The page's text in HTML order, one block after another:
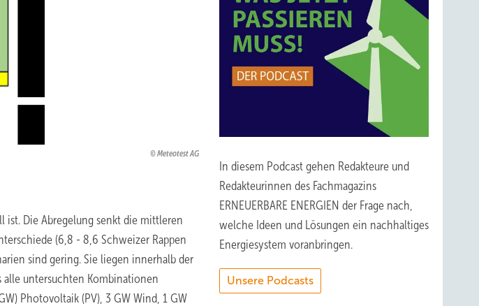
Meteotest AG
ist. Die Abregelung senkt die mittleren
(6,8 - 8,6 Schweizer Rappen
sind gering. Sie liegen innerhalb der
alle untersuchten Kombinationen
Photovoltaik (PV), 3 GW Wind, 1 GW
In diesem Podcast gehen Redakteure und
Redakteurinnen des Fachmagazins
ERNEUERBARE ENERGIEN der Frage nach,
welche Ideen und Lösungen ein nachhaltiges
Energiesystem voranbringen.
Unsere Podcasts